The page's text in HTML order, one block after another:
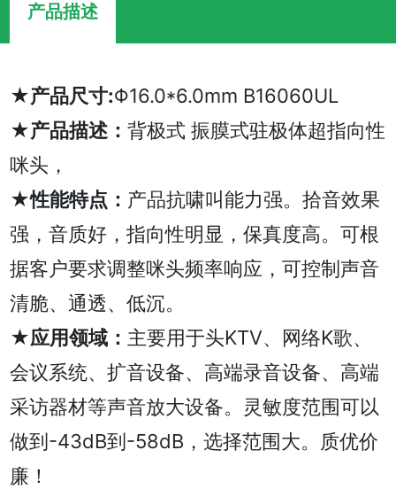
产品描述
★产品尺寸:Φ16.0*6.0mm B16060UL
★产品描述：背极式 振膜式驻极体超指向性
咪头，
★性能特点： 产品抗啸叫能力强。拾音效果
强，音质好，指向性明显，保真度高。可根
据客户要求调整咪头频率响应，可控制声音
清脆、通透、低沉。
★应用领域： 主要用于头KTV、网络K歌、
会议系统、扩音设备、高端录音设备、高端
采访器材等声音放大设备。灵敏度范围可以
做到-43dB到-58dB，选择范围大。质优价
廉！